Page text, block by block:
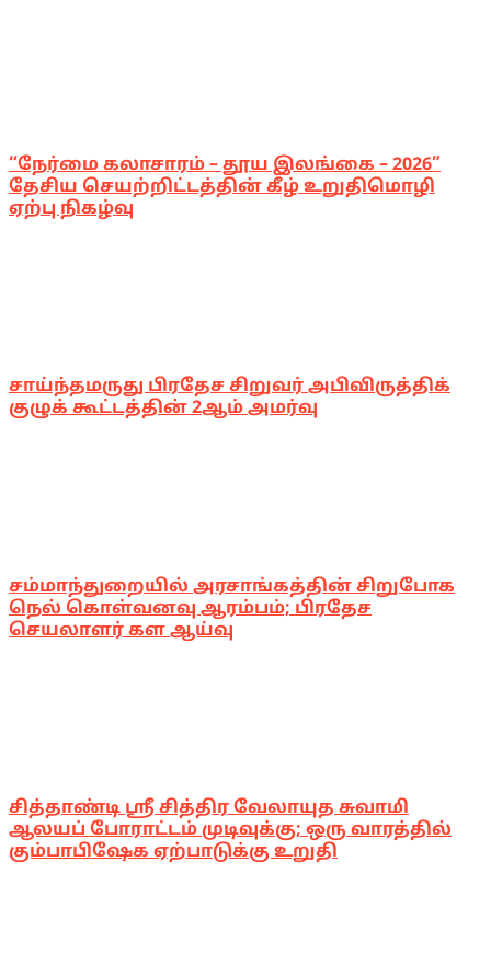
“நேர்மை கலாசாரம் – தூய இலங்கை – 2026”
தேசிய செயற்றிட்டத்தின் கீழ் உறுதிமொழி
ஏற்பு நிகழ்வு
சாய்ந்தமருது பிரதேச சிறுவர் அபிவிருத்திக்
குழுக் கூட்டத்தின் 2ஆம் அமர்வு
சம்மாந்துறையில் அரசாங்கத்தின் சிறுபோக
நெல் கொள்வனவு ஆரம்பம்; பிரதேச
செயலாளர் கள ஆய்வு
சித்தாண்டி ஸ்ரீ சித்திர வேலாயுத சுவாமி
ஆலயப் போராட்டம் முடிவுக்கு; ஒரு வாரத்தில்
கும்பாபிஷேக ஏற்பாடுக்கு உறுதி